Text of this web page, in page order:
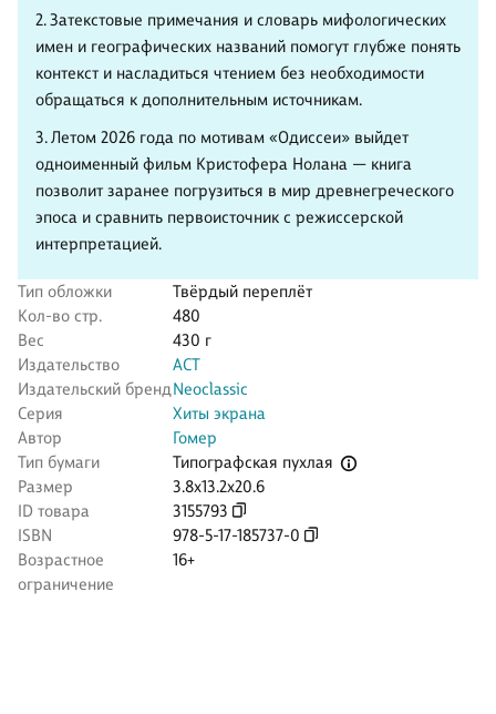
2. Затекстовые примечания и словарь мифологических
имен и географических названий помогут глубже понять
контекст и насладиться чтением без необходимости
обращаться к дополнительным источникам.
3. Летом 2026 года по мотивам «Одиссеи» выйдет
одноименный фильм Кристофера Нолана — книга
позволит заранее погрузиться в мир древнегреческого
эпоса и сравнить первоисточник с режиссерской
интерпретацией.
Тип обложки
Твёрдый переплёт
Кол-во стр.
480
Вес
430 г
Издательство
АСТ
Издательский брендNeoclassic
Серия
Хиты экрана
Автор
Гомер
Тип бумаги
Типографская пухлая
Размер
3.8x13.2x20.6
ID товара
3155793
ISBN
978-5-17-185737-0
Возрастное
ограничение
16+